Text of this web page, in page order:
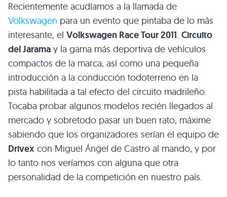
Recientemente acudíamos a la llamada de
Volkswagen para un evento que pintaba de lo más
interesante, el Volkswagen Race Tour 2011. Circuito
del Jarama y la gama más deportiva de vehículos
compactos de la marca, así como una pequeña
introducción a la conducción todoterreno en la
pista habilitada a tal efecto del circuito madrileño.
Tocaba probar algunos modelos recién llegados al
mercado y sobretodo pasar un buen rato, máxime
sabiendo que los organizadores serían el equipo de
Drivex con Miguel Ángel de Castro al mando, y por
lo tanto nos veríamos con alguna que otra
personalidad de la competición en nuestro país.